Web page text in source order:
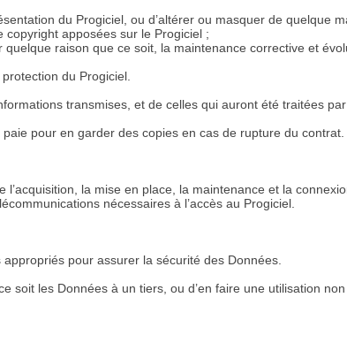
du Progiciel, ou d’altérer ou masquer de quelque
apposées sur le Progiciel ;
raison que ce soit, la maintenance corrective et
du Progiciel.
transmises, et de celles qui auront été traitées par
pour en garder des copies en cas de rupture du contrat.
la mise en place, la maintenance et la
nécessaires à l’accès au Progiciel.
pour assurer la sécurité des Données.
soit les Données à un tiers, ou d’en faire une utilisation